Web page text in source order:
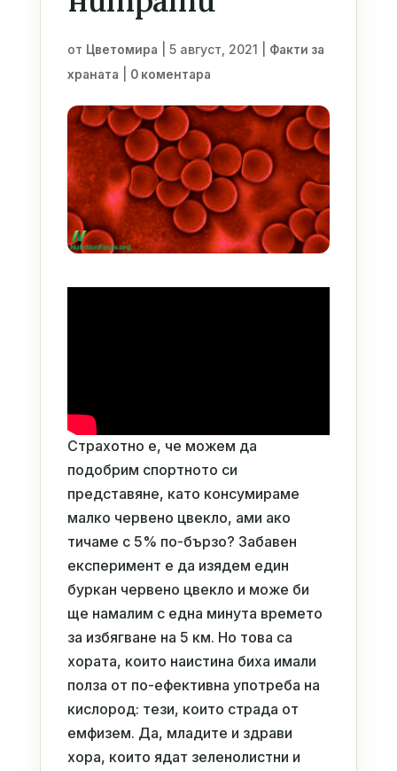
от Цветомира 5 август, 2021
Факти за
храната
0 коментара
Страхотно е, че можем да
подобрим спортното си
представяне, като консумираме
малко червено цвекло, ами ако
тичаме с 5% по-бързо? Забавен
експеримент е да изядем един
буркан червено цвекло и може би
ще намалим с една минута времето
за избягване на 5 км. Но това са
хората, които наистина биха имали
полза от по-ефективна употреба на
кислород: тези, които страда от
емфизем. Да, младите и здрави
хора, които ядат зеленолистни и